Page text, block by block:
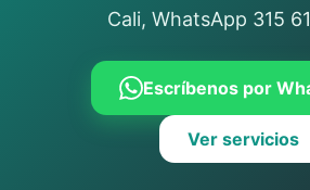
Cali, WhatsApp 315
Escríbenos por
Ver servicios